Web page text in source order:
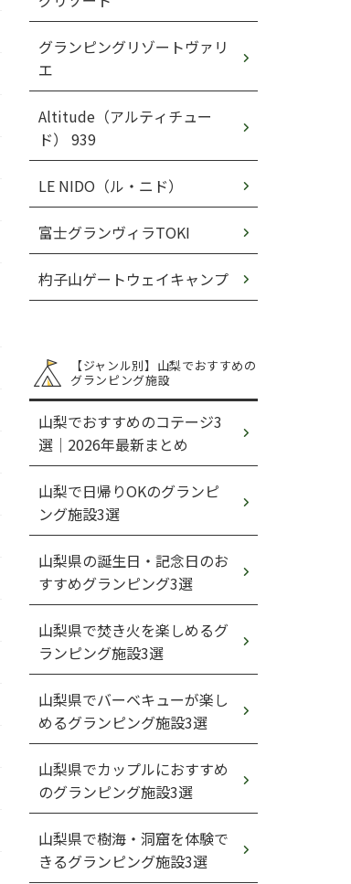
グランピングリゾートヴァリ
エ
Altitude（アルティチュー
ド） 939
LE NIDO（ル・ニド）
富士グランヴィラTOKI
杓子山ゲートウェイキャンプ
【ジャンル別】山梨でおすすめの
グランピング施設
山梨でおすすめのコテージ3
選│2026年最新まとめ
山梨で日帰りOKのグランピ
ング施設3選
山梨県の誕生日・記念日のお
すすめグランピング3選
山梨県で焚き火を楽しめるグ
ランピング施設3選
山梨県でバーベキューが楽し
めるグランピング施設3選
山梨県でカップルにおすすめ
のグランピング施設3選
山梨県で樹海・洞窟を体験で
きるグランピング施設3選